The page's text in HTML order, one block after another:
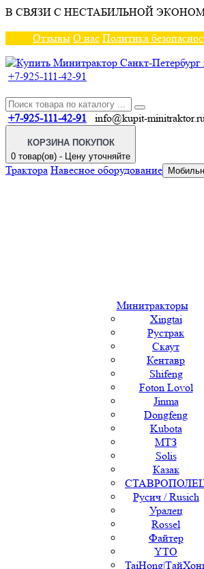
В СВЯЗИ С НЕСТАБИЛЬНОЙ
Отзывы О нас Политика
+7-925-111-42-91
+7-925-111-42-91 info@kupit-
КОРЗИНА ПОКУПОК
0 товар(ов) - Цену уточняйте
Трактора Навесное оборудование
Минитракторы
Xingtai
Рустрак
Скаут
Кентавр
Shifeng
Foton Lovol
Jinma
Dongfeng
Kubota
МТЗ
Solis
Казак
Русич / Rusich
Уралец
Rossel
Файтер
YTO